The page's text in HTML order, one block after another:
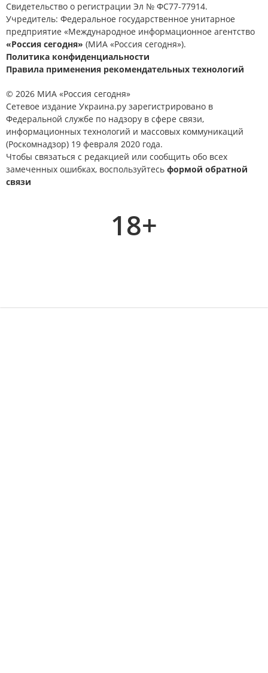
Свидетельство о регистрации Эл № ФС77-77914.
Учредитель: Федеральное государственное унитарное
предприятие «Международное информационное агентство
«Россия сегодня» (МИА «Россия сегодня»).
Политика конфиденциальности
Правила применения рекомендательных технологий
© 2026 МИА «Россия сегодня»
Сетевое издание Украина.ру зарегистрировано в
Федеральной службе по надзору в сфере связи,
информационных технологий и массовых коммуникаций
(Роскомнадзор) 19 февраля 2020 года.
Чтобы связаться с редакцией или сообщить обо всех
замеченных ошибках, воспользуйтесь формой обратной
связи
18+